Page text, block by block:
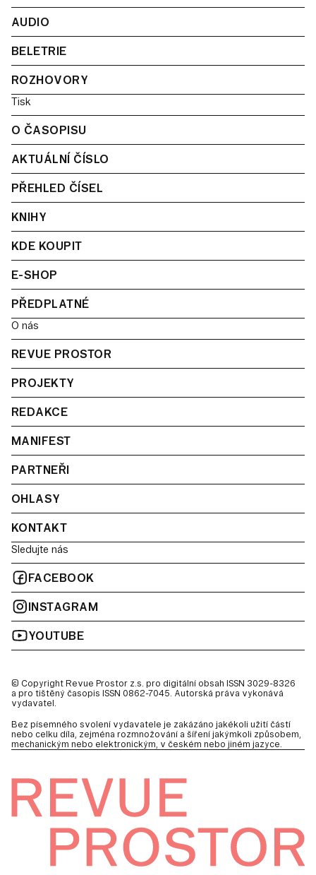
AUDIO
BELETRIE
ROZHOVORY
Tisk
O ČASOPISU
AKTUÁLNÍ ČÍSLO
PŘEHLED ČÍSEL
KNIHY
KDE KOUPIT
E-SHOP
PŘEDPLATNÉ
O nás
REVUE PROSTOR
PROJEKTY
REDAKCE
MANIFEST
PARTNEŘI
OHLASY
KONTAKT
Sledujte nás
FACEBOOK
INSTAGRAM
YOUTUBE
© Copyright Revue Prostor z.s. pro digitální obsah ISSN 3029-8326
a pro tištěný časopis ISSN 0862-7045. Autorská práva vykonává
vydavatel.
Bez písemného svolení vydavatele je zakázáno jakékoli užití částí
nebo celku díla, zejména rozmnožování a šíření jakýmkoli způsobem,
mechanickým nebo elektronickým, v českém nebo jiném jazyce.